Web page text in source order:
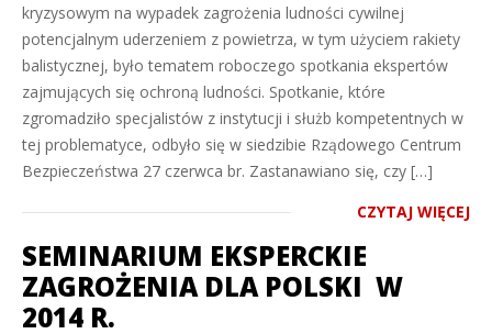
kryzysowym na wypadek zagrożenia ludności cywilnej
potencjalnym uderzeniem z powietrza, w tym użyciem rakiety
balistycznej, było tematem roboczego spotkania ekspertów
zajmujących się ochroną ludności. Spotkanie, które
zgromadziło specjalistów z instytucji i służb kompetentnych w
tej problematyce, odbyło się w siedzibie Rządowego Centrum
Bezpieczeństwa 27 czerwca br. Zastanawiano się, czy […]
CZYTAJ WIĘCEJ
SEMINARIUM EKSPERCKIE
ZAGROŻENIA DLA POLSKI W
2014 R.